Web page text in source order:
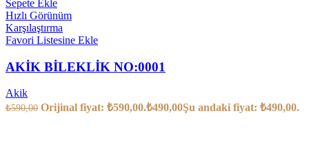
Sepete Ekle
Hızlı Görünüm
Karşılaştırma
Favori Listesine Ekle
AKİK BİLEKLİK NO:0001
Akik
₺590,00 Orijinal fiyat: ₺590,00.₺490,00Şu andaki fiyat: ₺490,00.